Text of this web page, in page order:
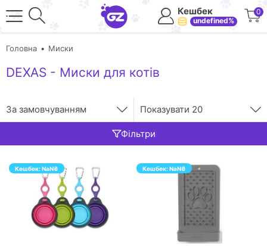
Кешбек
undefined%
0
Головна Миски
DEXAS - Миски для котів
За замовчуванням Показувати 20
Фільтри
Кешбек:NaN₴
ПЕРЕЙТИ
Кешбек:NaN₴
ПЕРЕЙТИ